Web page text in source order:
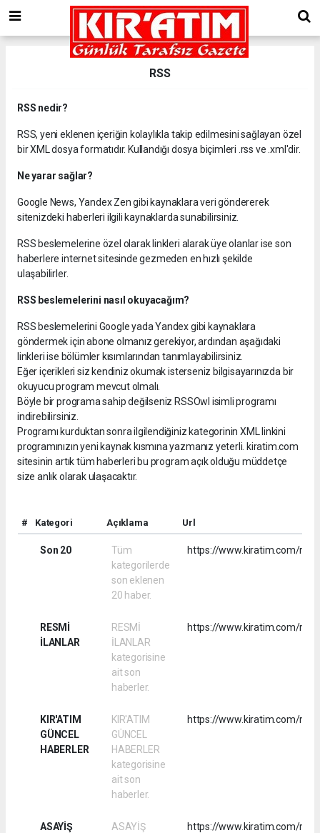
RSS
RSS nedir?
RSS, yeni eklenen içeriğin kolaylıkla takip edilmesini sağlayan özel
bir XML dosya formatıdır. Kullandığı dosya biçimleri .rss ve .xml'dir.
Ne yarar sağlar?
Google News, Yandex Zen gibi kaynaklara veri göndererek
sitenizdeki haberleri ilgili kaynaklarda sunabilirsiniz.
RSS beslemelerine özel olarak linkleri alarak üye olanlar ise son
haberlere internet sitesinde gezmeden en hızlı şekilde
ulaşabilirler.
RSS beslemelerini nasıl okuyacağım?
RSS beslemelerini Google yada Yandex gibi kaynaklara
göndermek için abone olmanız gerekiyor, ardından aşağıdaki
linkleri ise bölümler kısımlarından tanımlayabilirsiniz.
Eğer içerikleri siz kendiniz okumak isterseniz bilgisayarınızda bir
okuyucu program mevcut olmalı.
Böyle bir programa sahip değilseniz RSSOwl isimli programı
indirebilirsiniz.
Programı kurduktan sonra ilgilendiğiniz kategorinin XML linkini
programınızın yeni kaynak kısmına yazmanız yeterli. kiratim.com
sitesinin artık tüm haberleri bu program açık olduğu müddetçe
size anlık olarak ulaşacaktır.
# Kategori Açıklama Url
Son 20
Tüm
kategorilerde
son eklenen
20 haber.
https://www.kiratim.com/
RESMİ
İLANLAR
RESMİ
İLANLAR
kategorisine
ait son
haberler.
https://www.kiratim.com/rss/
KIR'ATIM
GÜNCEL
HABERLER
KIR'ATIM
GÜNCEL
HABERLER
kategorisine
ait son
haberler.
https://www.kiratim.com/rss/
ASAYİŞ
ASAYİŞ
https://www.kiratim.com/rss/